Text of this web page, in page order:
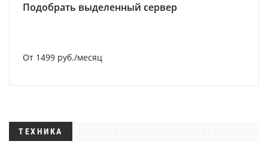
Подобрать выделенный сервер
От 1499 руб./месяц
ТЕХНИКА